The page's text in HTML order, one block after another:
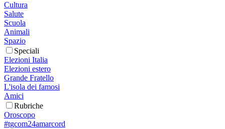
Cultura
Salute
Scuola
Animali
Spazio
Speciali
Elezioni Italia
Elezioni estero
Grande Fratello
L'isola dei famosi
Amici
Rubriche
Oroscopo
#tgcom24amarcord